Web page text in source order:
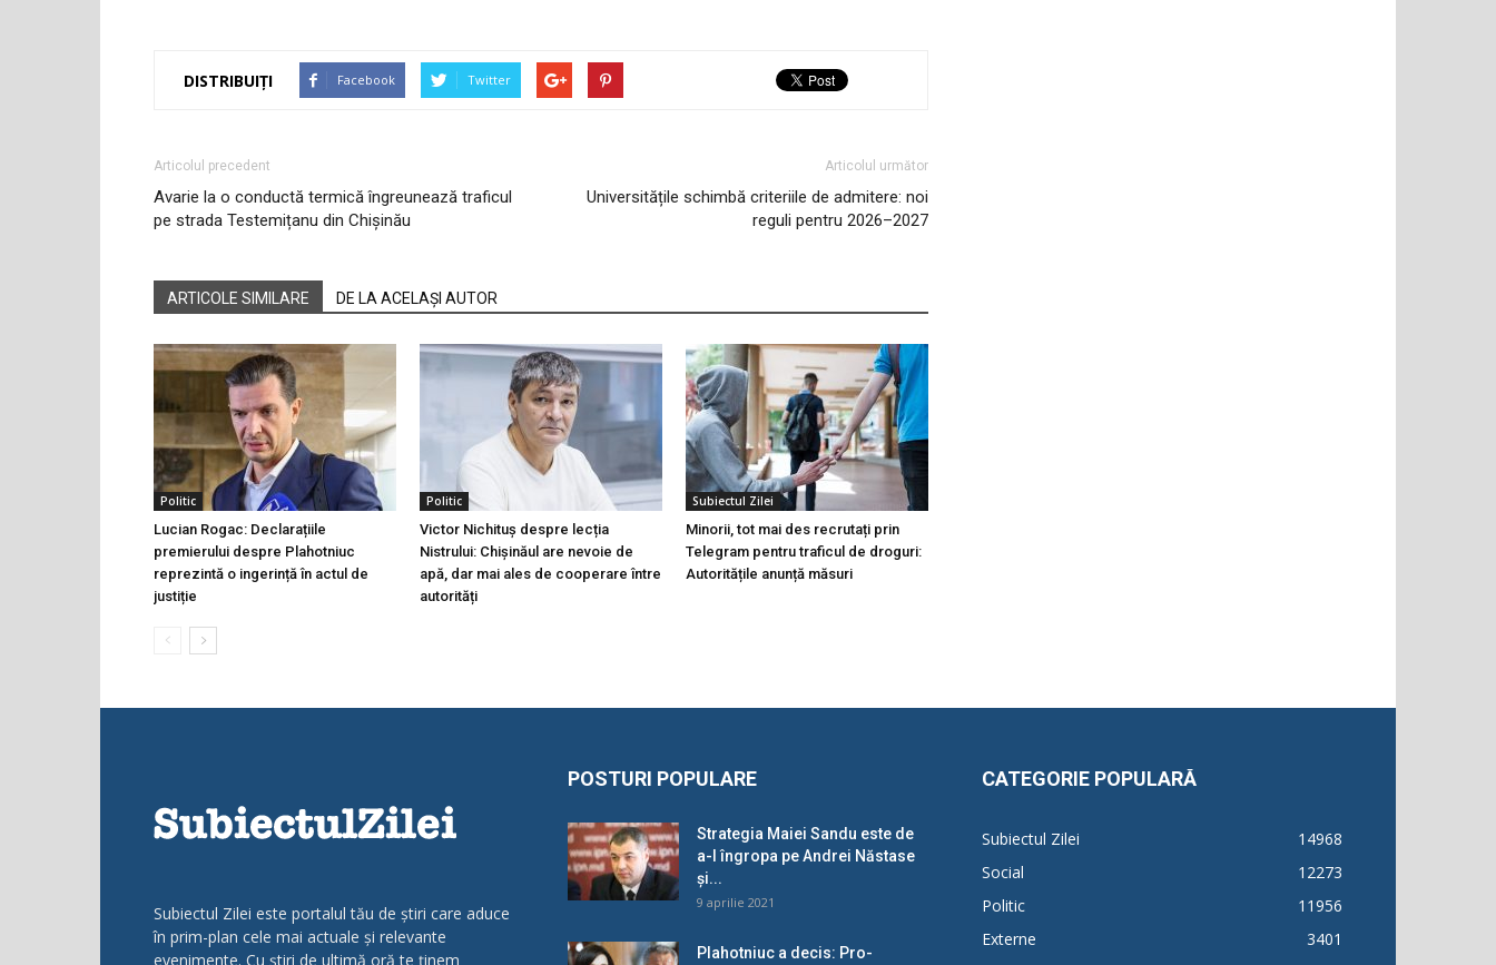
DISTRIBUIȚI Facebook Twitter
Articolul precedent
Avarie la o conductă termică îngreunează traficul
pe strada Testemițanu din Chișinău
Articolul următor
Universitățile schimbă criteriile de admitere: noi
reguli pentru 2026–2027
ARTICOLE SIMILARE DE LA ACELAȘI AUTOR
Politic
Lucian Rogac: Declarațiile
premierului despre Plahotniuc
reprezintă o ingerință în actul de
justiție
Politic
Victor Nichituș despre lecția
Nistrului: Chișinăul are nevoie de
apă, dar mai ales de cooperare între
autorități
Subiectul Zilei
Minorii, tot mai des recrutați prin
Telegram pentru traficul de droguri:
Autoritățile anunță măsuri
Subiectul Zilei este portalul tău de știri care aduce
în prim-plan cele mai actuale și relevante
evenimente. Cu știri de ultimă oră te ținem
POSTURI POPULARE
Strategia Maiei Sandu este de
a-l îngropa pe Andrei Năstase
și...
9 aprilie 2021
Plahotniuc a decis: Pro-
CATEGORIE POPULARĂ
Subiectul Zilei
14968
Social
12273
Politic
11956
Externe
3401